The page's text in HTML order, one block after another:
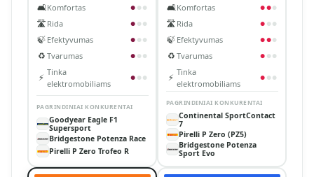
🛋️Komfortas ● ● ●
🛣️ Rida ● ● ●
🍃 Efektyvumas ● ● ●
♻️ Tvarumas ● ● ●
⚡ Tinka
elektromobiliams
● ● ●
PAGRINDINIAI KONKURENTAI
Goodyear Eagle F1
Supersport
Bridgestone Potenza Race
Pirelli P Zero Trofeo R
🛋️Komfortas ●●●
🛣️ Rida ● ● ●
🍃 Efektyvumas ●●●
♻️ Tvarumas ● ● ●
⚡ Tinka
elektromobiliams
● ● ●
PAGRINDINIAI KONKURENTAI
Continental SportContact
7
Pirelli P Zero (PZ5)
Bridgestone Potenza
Sport Evo